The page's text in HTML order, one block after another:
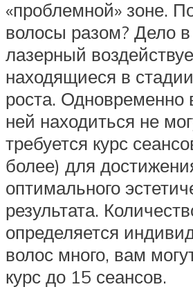
«проблемной» зоне.
волосы разом? Дело
лазерный
находящиеся в
роста. Одновременно
ней находиться не
требуется курс
более) для
оптимального
результата.
определяется
волос много, вам
курс до 15 сеансов.